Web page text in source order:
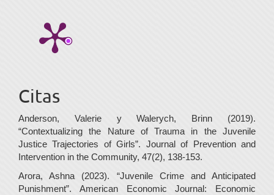
Citas
Anderson, Valerie y Walerych, Brinn (2019).
“Contextualizing the Nature of Trauma in the Juvenile
Justice Trajectories of Girls”. Journal of Prevention and
Intervention in the Community, 47(2), 138-153.
Arora, Ashna (2023). “Juvenile Crime and Anticipated
Punishment”. American Economic Journal: Economic